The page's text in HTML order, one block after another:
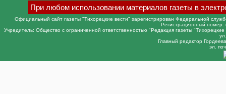
При любом использовании материалов газеты в
Официальный сайт газеты "Тихорецкие вести" зарегистрирован Федеральной
Регистрационный
Учредитель: Общество с ограниченной ответственностью "Редакция газеты
Главный редактор
эл.